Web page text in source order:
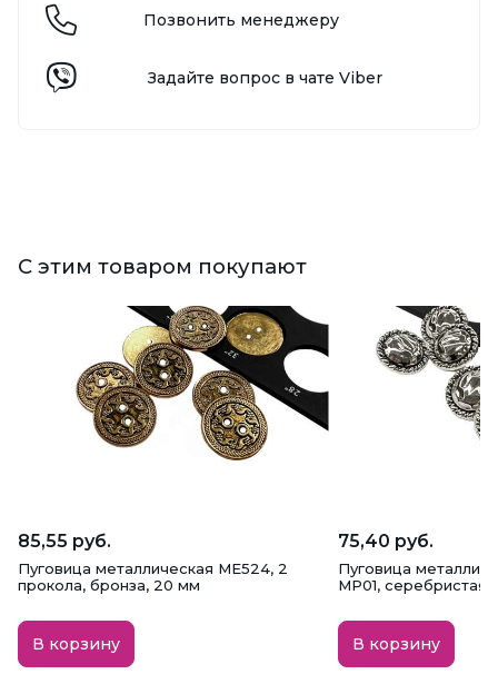
Позвонить менеджеру
Задайте вопрос в чате Viber
С этим товаром покупают
85,55 руб.
Пуговица металлическая ME524, 2
прокола, бронза, 20 мм
В корзину
75,40 руб.
Пуговица
MP01, серебристая,
В корзину